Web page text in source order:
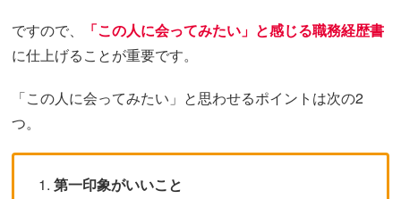
ですので、
「この人に会ってみたい」と感じる職務経歴書
に仕上げることが重要です。
「この人に会ってみたい」と思わせるポイントは次の2
つ。
第一印象がいいこと